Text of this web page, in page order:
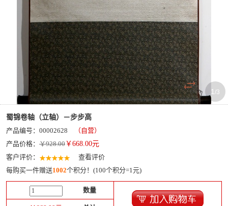
1 /3
蜀锦卷轴（立轴）－步步高
产品编号：00002628
（自营）
产品价格： ￥928.00 ￥ 668.00元
客户评价：
查看评价
每购买一件赠送1002个积分！(100个积分=1元)
数量